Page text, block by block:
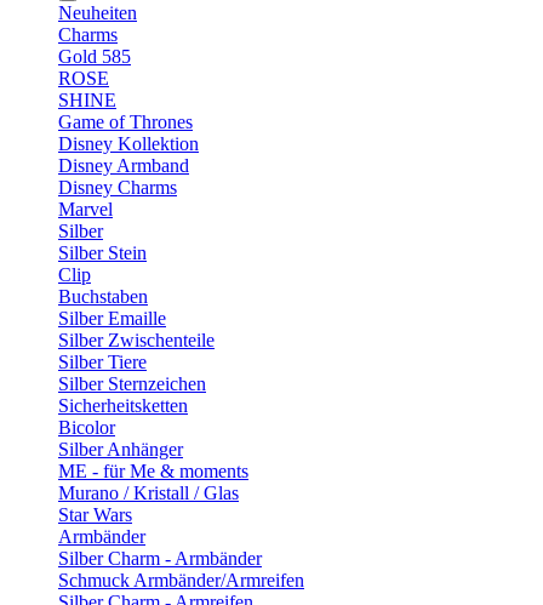
Neuheiten
Charms
Gold 585
ROSE
SHINE
Game of Thrones
Disney Kollektion
Disney Armband
Disney Charms
Marvel
Silber
Silber Stein
Clip
Buchstaben
Silber Emaille
Silber Zwischenteile
Silber Tiere
Silber Sternzeichen
Sicherheitsketten
Bicolor
Silber Anhänger
ME - für Me & moments
Murano / Kristall / Glas
Star Wars
Armbänder
Silber Charm - Armbänder
Schmuck Armbänder/Armreifen